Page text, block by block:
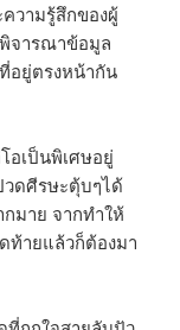
วามรู้สึกของผู้
พิจารณาข้อมูล
อยู่ตรงหน้ากัน
อเป็นพิเศษอยู่
ดศีรษะตุ้บๆได้
มาย จากทำให้
ท้ายแล้วก็ต้องมา